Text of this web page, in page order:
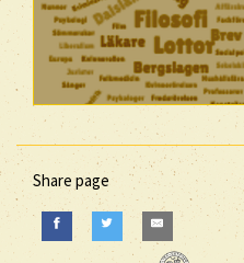
Share page